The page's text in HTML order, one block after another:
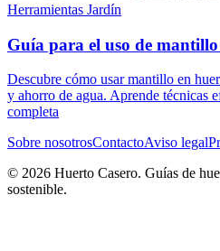
Herramientas Jardín
Guía para el uso de
Descubre cómo usar mantillo en
y ahorro de agua. Aprende técnicas
completa
Sobre nosotrosContactoAviso legal
© 2026 Huerto Casero. Guías de
sostenible.